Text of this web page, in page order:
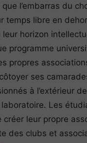
que l’embarras du
temps libre en
leur horizon
programme
propres
ses
à l’extérieur
Les
créer leur propre
des clubs et